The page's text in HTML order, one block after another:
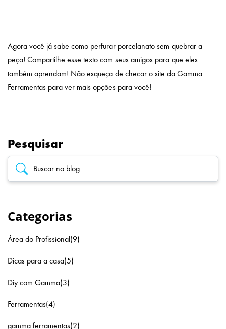
Agora você já sabe como perfurar porcelanato sem quebrar a
peça! Compartilhe esse texto com seus amigos para que eles
também aprendam! Não esqueça de checar o site daGamma
Ferramentas para ver mais opções para você!
Pesquisar
Categorias
Área do Profissional(9)
Dicas para a casa(5)
Diy com Gamma(3)
Ferramentas(4)
gamma ferramentas(2)